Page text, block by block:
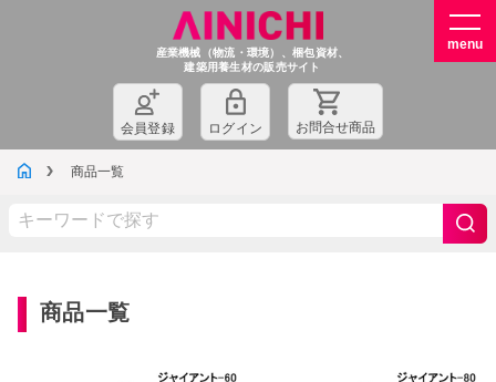
産業機械（物流・環境）、梱包資材、
建築用養生材の販売サイト
会員登録 ログイン お問合せ商品
商品一覧
商品一覧